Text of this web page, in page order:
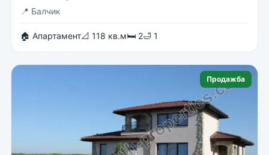
📍 Балчик
🏠 Апартамент📐 118 кв.м🛏 2🛁 1
Продажба